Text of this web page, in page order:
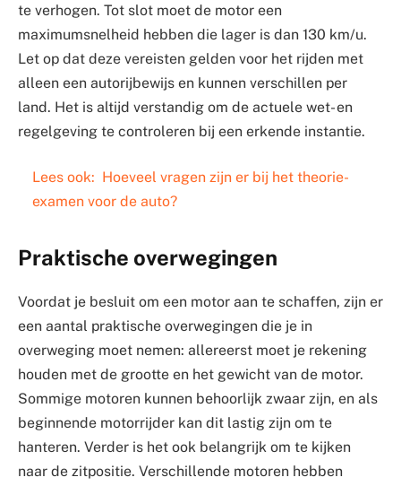
te verhogen. Tot slot moet de motor een
maximumsnelheid hebben die lager is dan 130 km/u.
Let op dat deze vereisten gelden voor het rijden met
alleen een autorijbewijs en kunnen verschillen per
land. Het is altijd verstandig om de actuele wet- en
regelgeving te controleren bij een erkende instantie.
Lees ook: Hoeveel vragen zijn er bij het theorie-
examen voor de auto?
Praktische overwegingen
Voordat je besluit om een motor aan te schaffen, zijn er
een aantal praktische overwegingen die je in
overweging moet nemen: allereerst moet je rekening
houden met de grootte en het gewicht van de motor.
Sommige motoren kunnen behoorlijk zwaar zijn, en als
beginnende motorrijder kan dit lastig zijn om te
hanteren. Verder is het ook belangrijk om te kijken
naar de zitpositie. Verschillende motoren hebben